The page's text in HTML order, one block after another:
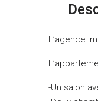
L’agence
-Un salon